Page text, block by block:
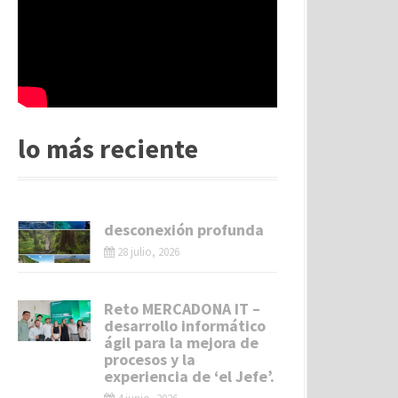
lo más reciente
desconexión profunda
28 julio, 2026
Reto MERCADONA IT –
desarrollo informático
ágil para la mejora de
procesos y la
experiencia de ‘el Jefe’.